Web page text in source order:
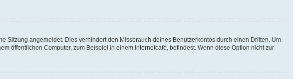
Sitzung angemeldet. Dies verhindert den Missbrauch deines Benutzerkontos durch einen Dritten. Um
öffentlichen Computer, zum Beispiel in einem Internetcafé, befindest. Wenn diese Option nicht zur